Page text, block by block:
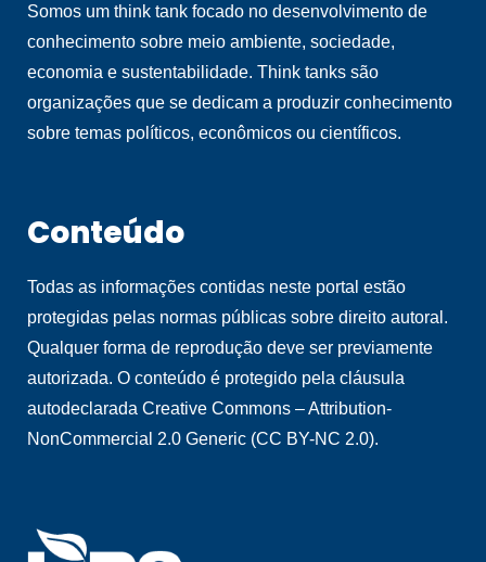
Somos um think tank focado no desenvolvimento de
conhecimento sobre meio ambiente, sociedade,
economia e sustentabilidade. Think tanks são
organizações que se dedicam a produzir conhecimento
sobre temas políticos, econômicos ou científicos.
Conteúdo
Todas as informações contidas neste portal estão
protegidas pelas normas públicas sobre direito autoral.
Qualquer forma de reprodução deve ser previamente
autorizada. O conteúdo é protegido pela cláusula
autodeclarada Creative Commons – Attribution-
NonCommercial 2.0 Generic (CC BY-NC 2.0).